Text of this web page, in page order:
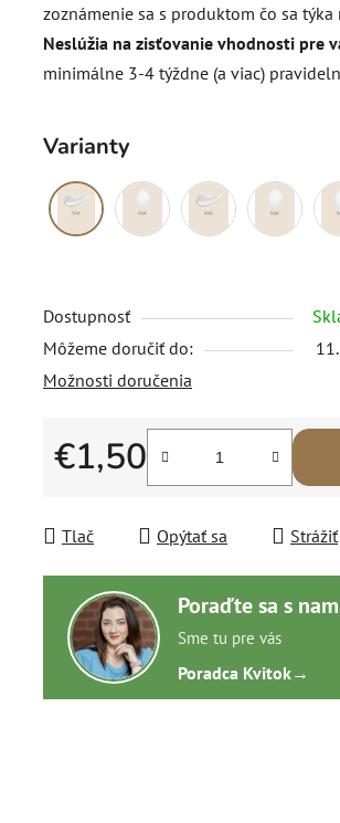
0,0
z
5
zoznámenie sa s produktom čo sa
Neslúžia na zisťovanie vhodnosti pre
minimálne 3-4 týždne (a viac)
Varianty
Dostupnosť
Môžeme doručiť do:
Možnosti doručenia
€1,50
Jednotková cena:
Tlač Opýtať sa Strážiť
Poraďte sa s
Sme tu pre vás
Poradca Kvitok→